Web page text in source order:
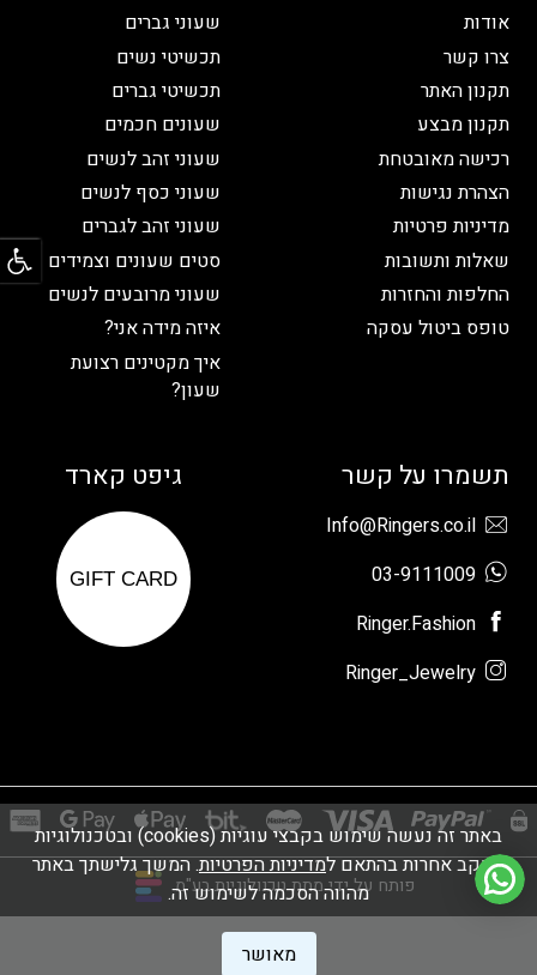
אודות
צרו קשר
תקנון האתר
תקנון מבצע
רכישה מאובטחת
הצהרת נגישות
מדיניות פרטיות
שאלות ותשובות
החלפות והחזרות
טופס ביטול עסקה
שעוני גברים
תכשיטי נשים
תכשיטי גברים
שעונים חכמים
שעוני זהב לנשים
שעוני כסף לנשים
שעוני זהב לגברים
סטים שעונים וצמידים
שעוני מרובעים לנשים
איזה מידה אני?
איך מקטינים רצועת
שעון?
תשמרו על קשר
Info@Ringers.co.il
03-9111009
Ringer.Fashion
Ringer_Jewelry
גיפט קארד
GIFT CARD
פותח על ידי מתת טכנולוגיות בע"מ
באתר זה נעשה שימוש בקבצי עוגיות (cookies) ובטכנולוגיות
מעקב אחרות בהתאם למדיניות הפרטיות. המשך גלישתך באתר
מהווה הסכמה לשימוש זה.
מאושר